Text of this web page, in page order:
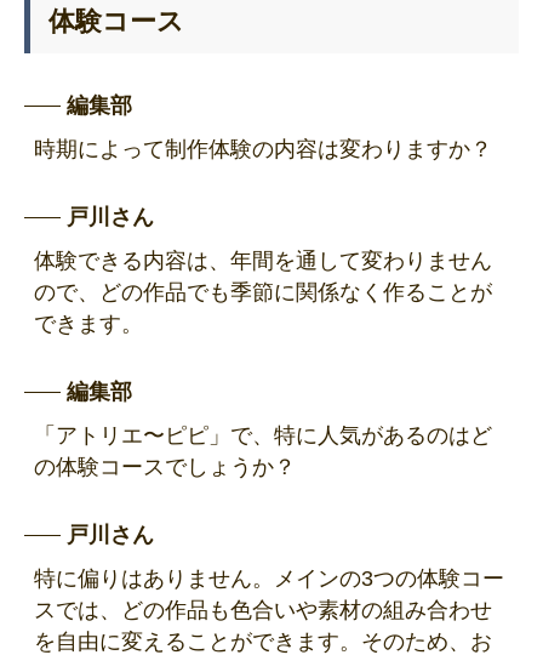
体験コース
編集部
時期によって制作体験の内容は変わりますか？
戸川さん
体験できる内容は、年間を通して変わりません
ので、どの作品でも季節に関係なく作ることが
できます。
編集部
「アトリエ〜ピピ」で、特に人気があるのはど
の体験コースでしょうか？
戸川さん
特に偏りはありません。メインの3つの体験コー
スでは、どの作品も色合いや素材の組み合わせ
を自由に変えることができます。そのため、お